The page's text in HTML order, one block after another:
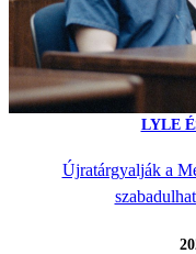
LYLE
Újratárgyalják a